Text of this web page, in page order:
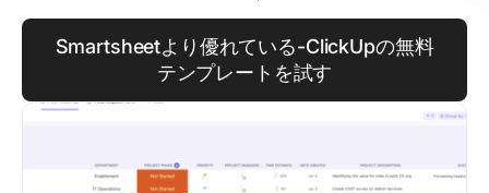
Smartsheetより優れている-ClickUpの無料
テンプレートを試す